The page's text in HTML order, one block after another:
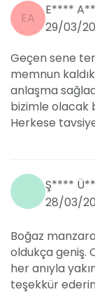
EA
E****
29/03/
Geçen sene
memnun
anlaşma
bizimle olacak
Herkese
Ş****
28/03/
Boğaz
oldukça geniş.
her anıyla
teşekkür